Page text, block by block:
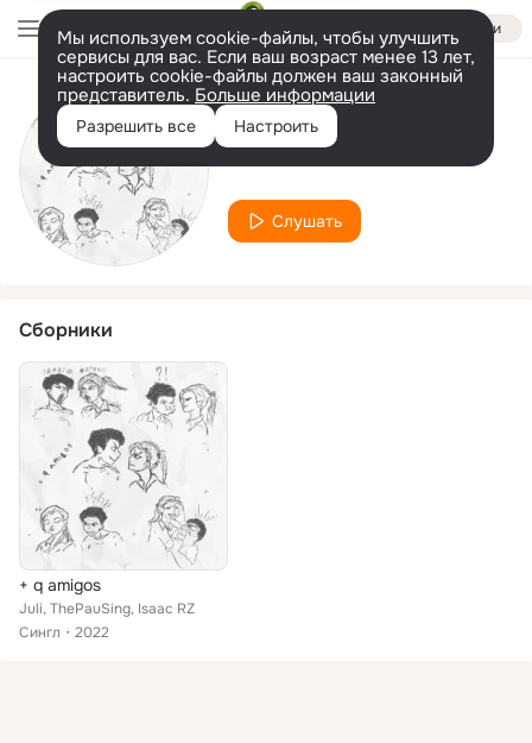
Войти
Мы используем cookie-файлы, чтобы улучшить
сервисы для вас. Если ваш возраст менее 13 лет,
настроить cookie-файлы должен ваш законный
представитель. Больше информации
Разрешить все Настроить
Исполнитель
Isaac Rz
Слушать
Сборники
+ q amigos
Juli, ThePauSing, Isaac RZ
Сингл
2022